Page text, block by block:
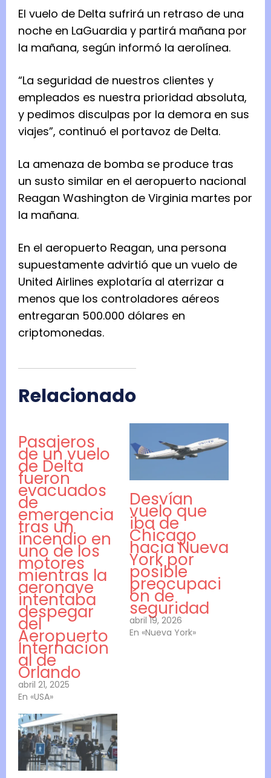
El vuelo de Delta sufrirá un retraso de una
noche en LaGuardia y partirá mañana por
la mañana, según informó la aerolínea.
“La seguridad de nuestros clientes y
empleados es nuestra prioridad absoluta,
y pedimos disculpas por la demora en sus
viajes”, continuó el portavoz de Delta.
La amenaza de bomba se produce tras
un susto similar en el aeropuerto nacional
Reagan Washington de Virginia martes por
la mañana.
En el aeropuerto Reagan, una persona
supuestamente advirtió que un vuelo de
United Airlines explotaría al aterrizar a
menos que los controladores aéreos
entregaran 500.000 dólares en
criptomonedas.
Relacionado
Pasajeros
de un vuelo
de Delta
fueron
evacuados
de
emergencia
tras un
incendio en
uno de los
motores
mientras la
aeronave
intentaba
despegar
del
Aeropuerto
Internacion
al de
Orlando
abril 21, 2025
En «USA»
Desvían
vuelo que
iba de
Chicago
hacia Nueva
York por
posible
preocupaci
ón de
seguridad
abril 19, 2026
En «Nueva York»